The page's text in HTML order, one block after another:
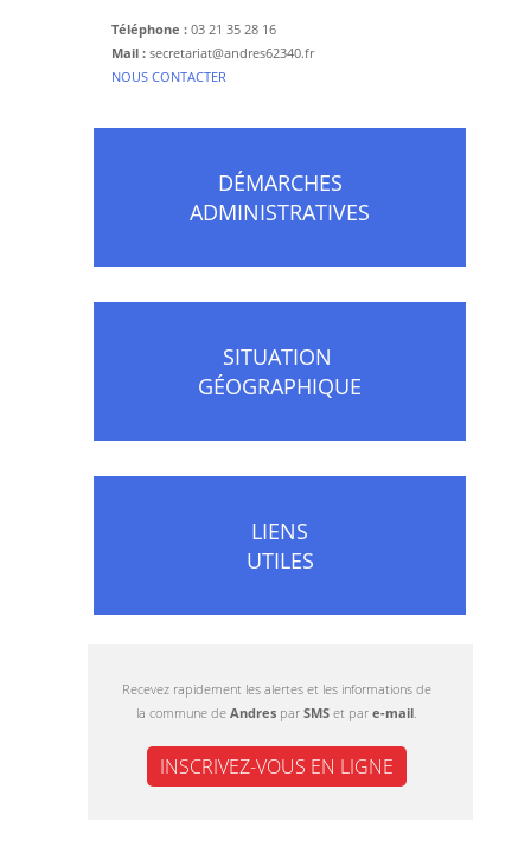
Téléphone : 03 21 35 28 16
Mail : secretariat@andres62340.fr
​NOUS CONTACTER
DÉMARCHES
ADMINISTRATIVES
SITUATION
GÉOGRAPHIQUE
LIENS
UTILES
Recevez rapidement les alertes et les informations de
la commune de Andres par SMS et par e-mail.
INSCRIVEZ-VOUS EN LIGNE